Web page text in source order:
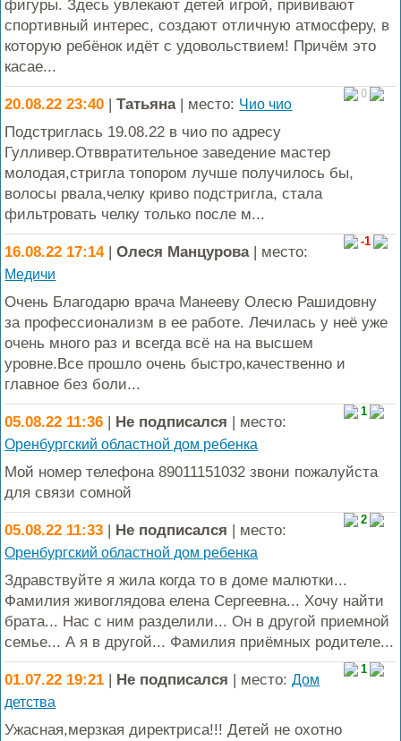
фигуры. Здесь увлекают детей игрой, прививают
спортивный интерес, создают отличную атмосферу, в
которую ребёнок идëт с удовольствием! Причём это
касае...
0
20.08.22 23:40 |Татьяна| место: Чио чио
Подстриглась 19.08.22 в чио по адресу
Гулливер.Отввратительное заведение мастер
молодая,стригла топором лучше получилось бы,
волосы рвала,челку криво подстригла, стала
фильтровать челку только после м...
-1
16.08.22 17:14|Олеся Манцурова| место:
Медичи
Очень Благодарю врача Манееву Олесю Рашидовну
за профессионализм в ее работе. Лечилась у неё уже
очень много раз и всегда всё на на высшем
уровне.Все прошло очень быстро,качественно и
главное без боли...
1
05.08.22 11:36 | Не подписался | место:
Оренбургский областной дом ребенка
Мой номер телефона 89011151032 звони пожалуйста
для связи сомной
2
05.08.22 11:33 | Не подписался | место:
Оренбургский областной дом ребенка
Здравствуйте я жила когда то в доме малютки...
Фамилия живоглядова елена Сергеевна... Хочу найти
брата... Нас с ним разделили... Он в другой приемной
семье... А я в другой... Фамилия приёмных родителе...
1
01.07.22 19:21 | Не подписался | место:Дом
детства
Ужасная,мерзкая директриса!!! Детей не охотно